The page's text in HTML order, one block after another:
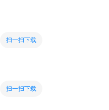
扫一扫下载
扫一扫下载